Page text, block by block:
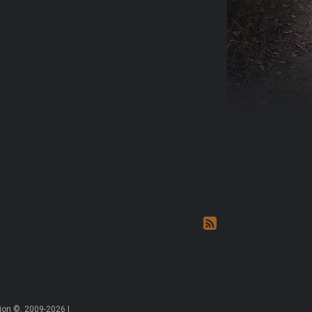
©, 2009-2026 |